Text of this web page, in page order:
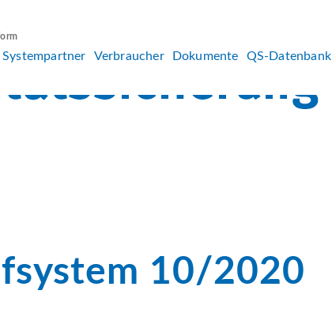
Systempartner Verbraucher Dokumente QS-Datenbank
10/2020